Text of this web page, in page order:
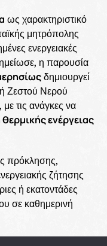
ως χαρακτηριστικό
μητρόπολης
ενεργειακές
η παρουσία
δημιουργεί
Ζεστού Νερού
τις ανάγκες να
θερμικής ενέργειας
πρόκλησης,
ζήτησης
ή εκατοντάδες
σε καθημερινή